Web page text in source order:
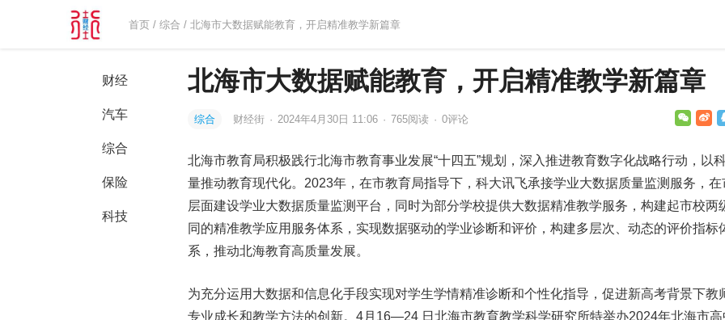
首页 /综合 / 北海市大数据赋能教育，开启精准教学新篇章
财经
汽车
综合
保险
科技
北海市大数据赋能教育，开启精准教学新篇章
综合 财经街 · 2024年4月30日 11:06 · 765阅读 · 0评论
北海市教育局积极践行北海市教育事业发展“十四五”规划，深入推进教育数字化战略行动，以
量推动教育现代化。2023年，在市教育局指导下，科大讯飞承接学业大数据质量监测服务，在
层面建设学业大数据质量监测平台，同时为部分学校提供大数据精准教学服务，构建起市校两
同的精准教学应用服务体系，实现数据驱动的学业诊断和评价，构建多层次、动态的评价指标
系，推动北海教育高质量发展。
为充分运用大数据和信息化手段实现对学生学情精准诊断和个性化指导，促进新高考背景下教
专业成长和教学方法的创新。4月16—24 日北海市教育教学科学研究所特举办2024年北海市高